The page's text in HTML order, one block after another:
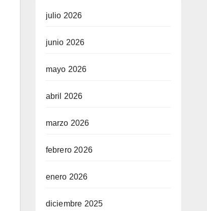
julio 2026
junio 2026
mayo 2026
abril 2026
marzo 2026
febrero 2026
enero 2026
diciembre 2025